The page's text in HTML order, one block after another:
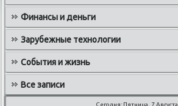
Финансы и деньги
Зарубежные технологии
События и жизнь
Все записи
Сегодня: Пятница, 7 Августа